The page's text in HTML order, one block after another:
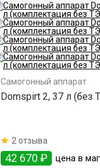
Самогонный аппарат
Domspirt 2, 37 л (без
2 отзыва
42 670 ₽
цена в